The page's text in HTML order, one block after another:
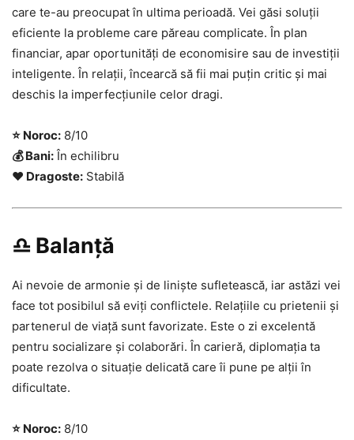
care te-au preocupat în ultima perioadă. Vei găsi soluții
eficiente la probleme care păreau complicate. În plan
financiar, apar oportunități de economisire sau de investiții
inteligente. În relații, încearcă să fii mai puțin critic și mai
deschis la imperfecțiunile celor dragi.
⭐ Noroc: 8/10
💰 Bani: În echilibru
❤️ Dragoste: Stabilă
♎ Balanță
Ai nevoie de armonie și de liniște sufletească, iar astăzi vei
face tot posibilul să eviți conflictele. Relațiile cu prietenii și
partenerul de viață sunt favorizate. Este o zi excelentă
pentru socializare și colaborări. În carieră, diplomația ta
poate rezolva o situație delicată care îi pune pe alții în
dificultate.
⭐ Noroc: 8/10